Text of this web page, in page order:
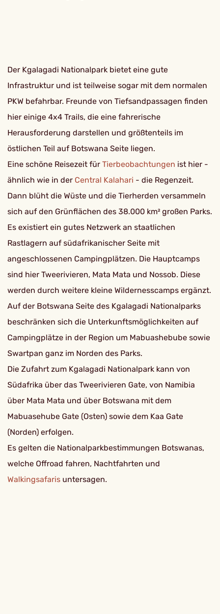
Der Kgalagadi Nationalpark bietet eine gute
Infrastruktur und ist teilweise sogar mit dem normalen
PKW befahrbar. Freunde von Tiefsandpassagen finden
hier einige 4x4 Trails, die eine fahrerische
Herausforderung darstellen und größtenteils im
östlichen Teil auf Botswana Seite liegen.
Eine schöne Reisezeit für Tierbeobachtungen ist hier -
ähnlich wie in der Central Kalahari - die Regenzeit.
Dann blüht die Wüste und die Tierherden versammeln
sich auf den Grünflächen des 38.000 km² großen Parks.
Es existiert ein gutes Netzwerk an staatlichen
Rastlagern auf südafrikanischer Seite mit
angeschlossenen Campingplätzen. Die Hauptcamps
sind hier Tweerivieren, Mata Mata und Nossob. Diese
werden durch weitere kleine Wildernesscamps ergänzt.
Auf der Botswana Seite des Kgalagadi Nationalparks
beschränken sich die Unterkunftsmöglichkeiten auf
Campingplätze in der Region um Mabuashebube sowie
Swartpan ganz im Norden des Parks.
Die Zufahrt zum Kgalagadi Nationalpark kann von
Südafrika über das Tweerivieren Gate, von Namibia
über Mata Mata und über Botswana mit dem
Mabuasehube Gate (Osten) sowie dem Kaa Gate
(Norden) erfolgen.
Es gelten die Nationalparkbestimmungen Botswanas,
welche Offroad fahren, Nachtfahrten und
Walkingsafaris untersagen.